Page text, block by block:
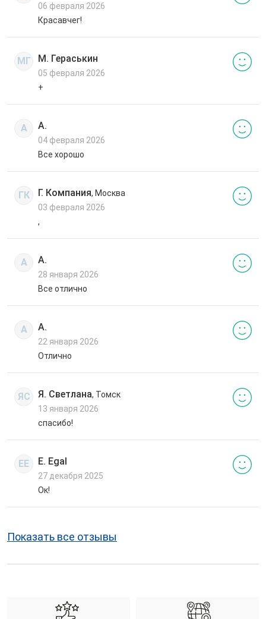
06 февраля 2026
Красавчег!
МГ М. Гераськин
05 февраля 2026
+
А А.
04 февраля 2026
Все хорошо
ГК Г. Компания, Москва
03 февраля 2026
,
А А.
28 января 2026
Все отлично
А А.
22 января 2026
Отлично
ЯС Я. Светлана, Томск
13 января 2026
спасибо!
EE E. Egal
27 декабря 2025
Ок!
Показать все отзывы